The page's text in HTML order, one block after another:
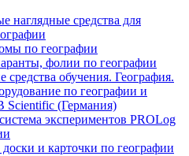
наглядные средства для
по географии
фолии по географии
средства обучения. География.
по географии и
Scientific (Германия)
экспериментов PROLog
и карточки по географии